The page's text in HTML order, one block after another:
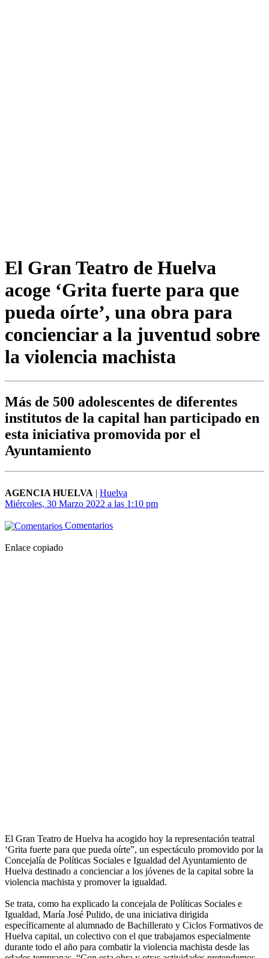
El Gran Teatro de Huelva
acoge ‘Grita fuerte para que
pueda oírte’, una obra para
concienciar a la juventud sobre
la violencia machista
Más de 500 adolescentes de diferentes
institutos de la capital han participado en
esta iniciativa promovida por el
Ayuntamiento
AGENCIA HUELVA | Huelva
Miércoles, 30 Marzo 2022 a las 1:10 pm
Comentarios
Enlace copiado
El Gran Teatro de Huelva ha acogido hoy la representación teatral
‘Grita fuerte para que pueda oírte”, un espectáculo promovido por la
Concejalía de Políticas Sociales e Igualdad del Ayuntamiento de
Huelva destinado a concienciar a los jóvenes de la capital sobre la
violencia machista y promover la igualdad.
Se trata, como ha explicado la concejala de Políticas Sociales e
Igualdad, María José Pulido, de una iniciativa dirigida
específicamente al alumnado de Bachillerato y Ciclos Formativos de
Huelva capital, un colectivo con el que trabajamos especialmente
durante todo el año para combatir la violencia machista desde las